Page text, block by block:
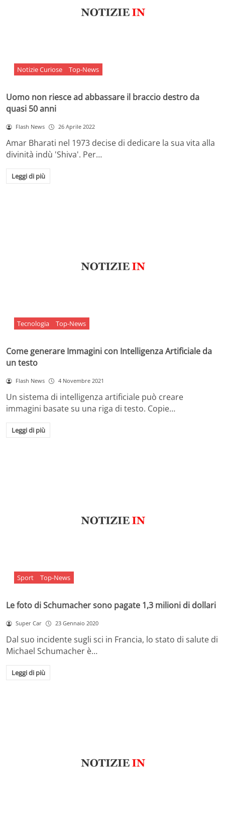
Notizie Curiose Top-News
Uomo non riesce ad abbassare il braccio destro da
quasi 50 anni
Flash News 26 Aprile 2022
Amar Bharati nel 1973 decise di dedicare la sua vita alla
divinità indù 'Shiva'. Per…
Leggi di più
Tecnologia Top-News
Come generare Immagini con Intelligenza Artificiale da
un testo
Flash News 4 Novembre 2021
Un sistema di intelligenza artificiale può creare
immagini basate su una riga di testo. Copie…
Leggi di più
Sport Top-News
Le foto di Schumacher sono pagate 1,3 milioni di dollari
Super Car 23 Gennaio 2020
Dal suo incidente sugli sci in Francia, lo stato di salute di
Michael Schumacher è…
Leggi di più